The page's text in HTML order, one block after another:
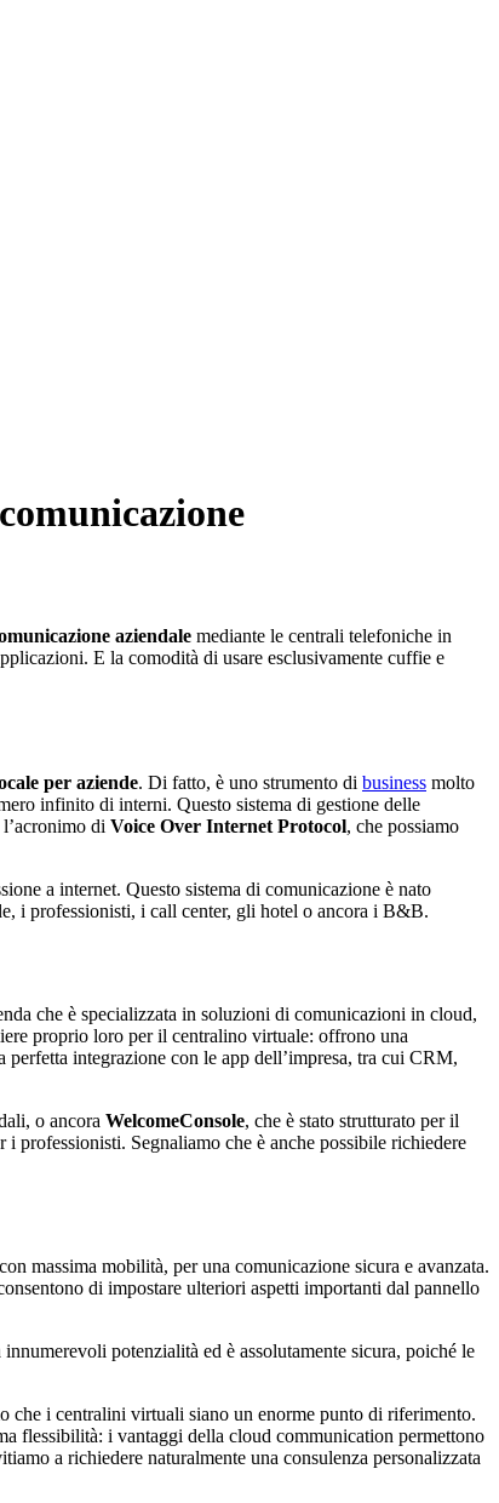
aziendale mediante le centrali telefoniche in
E la comodità di usare esclusivamente cuffie e
per aziende. Di fatto, è uno strumento di business molto
infinito di interni. Questo sistema di gestione delle
di Voice Over Internet Protocol, che possiamo
a internet. Questo sistema di comunicazione è nato
i professionisti, i call center, gli hotel o ancora i B&B.
che è specializzata in soluzioni di comunicazioni in cloud,
proprio loro per il centralino virtuale: offrono una
integrazione con le app dell’impresa, tra cui CRM,
o ancora WelcomeConsole, che è stato strutturato per il
professionisti. Segnaliamo che è anche possibile richiedere
massima mobilità, per una comunicazione sicura e avanzata.
di impostare ulteriori aspetti importanti dal pannello
potenzialità ed è assolutamente sicura, poiché le
che i centralini virtuali siano un enorme punto di riferimento.
flessibilità: i vantaggi della cloud communication permettono
a richiedere naturalmente una consulenza personalizzata